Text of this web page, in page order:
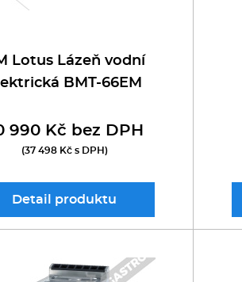
lázně
Lotus Lázeň vodní
BMT-66EM
990 Kč bez DPH
(37 498 Kč s DPH)
Detail produktu